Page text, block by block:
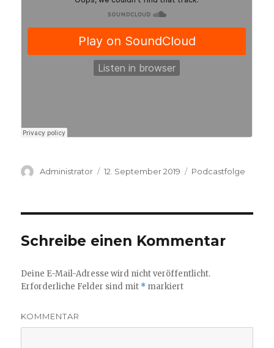
Autor
Administrator
Veröffentlicht
12. September 2019 Kategorien
Podcastfolge
Schreibe einen Kommentar
Deine E-Mail-Adresse wird nicht veröffentlicht.
Erforderliche Felder sind mit * markiert
KOMMENTAR